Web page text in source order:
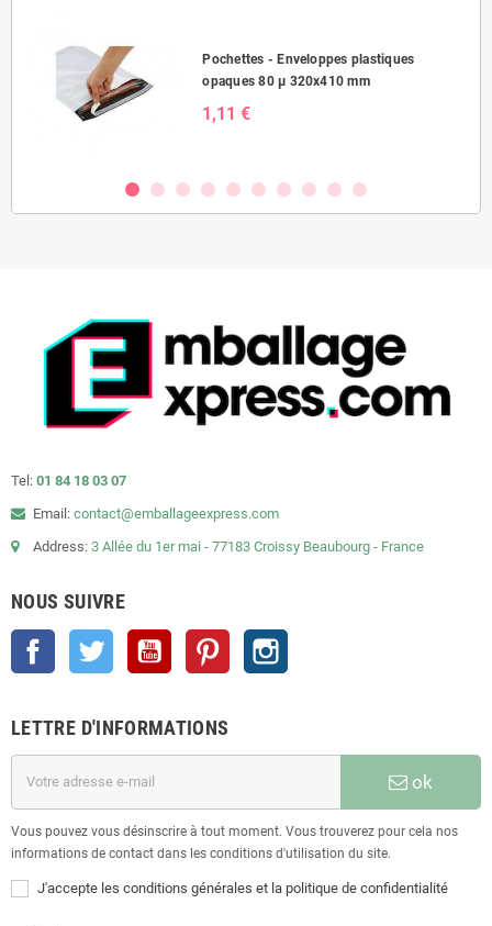
Pochettes - Enveloppes plastiques
opaques 80 µ 320x410 mm
1,11 €
Tel: 01 84 18 03 07
Email: contact@emballageexpress.com
Address: 3 Allée du 1er mai - 77183 Croissy Beaubourg - France
NOUS SUIVRE
Facebook Twitter YouTube Pinterest
LETTRE D'INFORMATIONS
ok
Vous pouvez vous désinscrire à tout moment. Vous trouverez pour cela nos
informations de contact dans les conditions d'utilisation du site.
J'accepte les conditions générales et la politique de confidentialité